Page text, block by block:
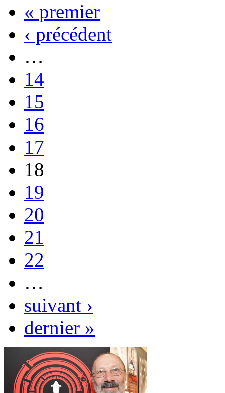
« premier
‹ précédent
…
14
15
16
17
18
19
20
21
22
…
suivant ›
dernier »